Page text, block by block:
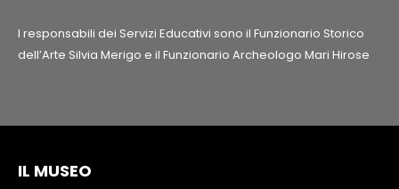
I responsabili dei Servizi Educativi sono il Funzionario Storico
dell’Arte Silvia Merigo e il Funzionario Archeologo Mari Hirose
IL MUSEO